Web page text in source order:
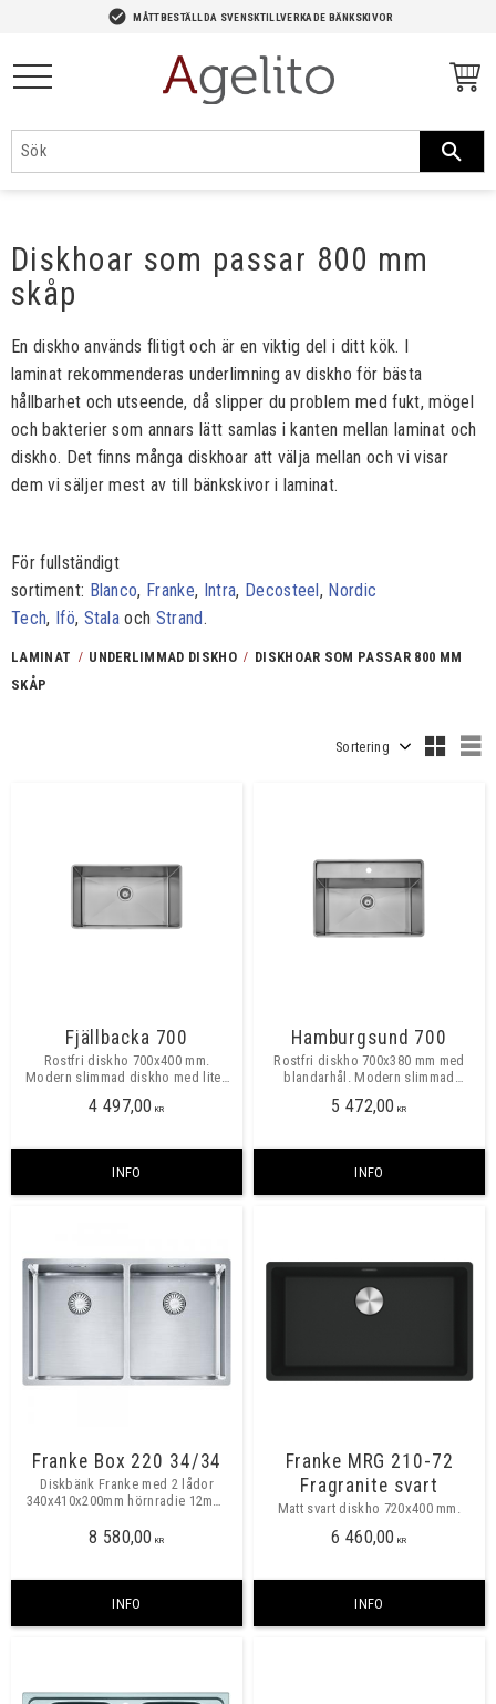
check_circle MÅTTBESTÄLLDA SVENSKTILLVERKADE BÄNKSKIVOR
Diskhoar som passar 800 mm
skåp
LAMINAT UNDERLIMMAD DISKHO
DISKHOAR SOM PASSAR 800 MM
SKÅP
En diskho används flitigt och är en viktig del i ditt kök. I
laminat rekommenderas underlimning av diskho för bästa
hållbarhet och utseende, då slipper du problem med fukt, mögel
och bakterier som annars lätt samlas i kanten mellan laminat och
diskho. Det finns många diskhoar att välja mellan och vi visar
dem vi säljer mest av till bänkskivor i laminat.
För fullständigt
sortiment: Blanco, Franke, Intra, Decosteel, Nordic
Tech, Ifö, Stala och Strand.
Fjällbacka 700
Rostfri diskho 700x400 mm.
Modern slimmad diskho med liten
4 497,00 KR
INFO
Hamburgsund 700
Rostfri diskho 700x380 mm med
blandarhål. Modern slimmad
5 472,00 KR
INFO
Franke Box 220 34/34
Diskbänk Franke med 2 lådor
340x410x200mm hörnradie 12mm.
8 580,00 KR
INFO
Franke MRG 210-72
Fragranite svart
Matt svart diskho 720x400 mm.
6 460,00 KR
INFO